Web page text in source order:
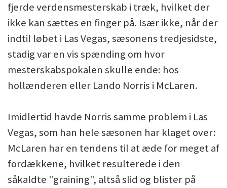
fjerde verdensmesterskab i træk, hvilket der
ikke kan sættes en finger på. Især ikke, når der
indtil løbet i Las Vegas, sæsonens tredjesidste,
stadig var en vis spænding om hvor
mesterskabspokalen skulle ende: hos
hollænderen eller Lando Norris i McLaren.
Imidlertid havde Norris samme problem i Las
Vegas, som han hele sæsonen har klaget over:
McLaren har en tendens til at æde for meget af
fordækkene, hvilket resulterede i den
såkaldte "graining", altså slid og blister på